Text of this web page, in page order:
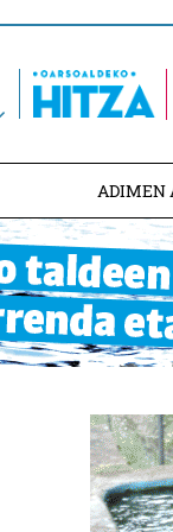
ADIMEN